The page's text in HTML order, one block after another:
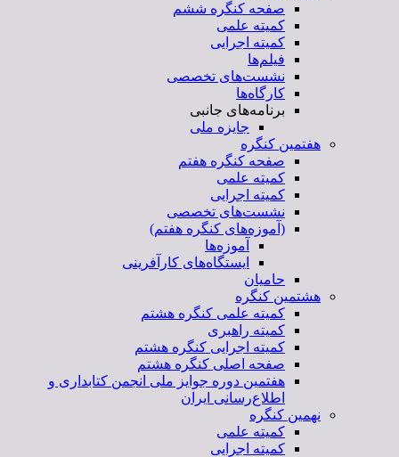
صفحه کنگره ششم
کمیته علمی
کمیته اجرایی
فیلم‌ها
نشست‌های تخصصی
کارگاه‌ها
برنامه‌های جانبی
جایزه ملی
هفتمین کنگره
صفحه کنگره هفتم
کمیته علمی
کمیته اجرایی
نشست‌های تخصصی
(آموزه‌های کنگره هفتم)
آموزه‌ها
ایستگاه‌های کارآفرینی
حامیان
هشتمین کنگره
کمیته علمی کنگره هشتم
کمیته راهبری
کمیته اجرایی کنگره هشتم
صفحه اصلی کنگره هشتم
هفتمین دوره جوایز ملی انجمن کتابداری و
اطلاع‌رسانی ایران
نهمین کنگره
کمیته علمی
کمیته اجرایی